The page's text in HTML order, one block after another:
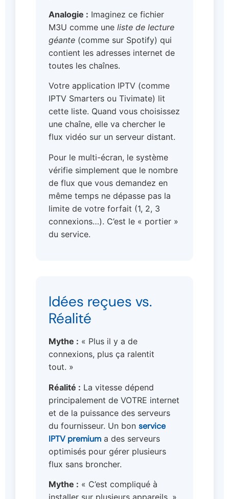
Analogie : Imaginez ce fichier
M3U comme une liste de lecture
géante (comme sur Spotify) qui
contient les adresses internet de
toutes les chaînes.
Votre application IPTV (comme
IPTV Smarters ou Tivimate) lit
cette liste. Quand vous choisissez
une chaîne, elle va chercher le
flux vidéo sur un serveur distant.
Pour le multi-écran, le système
vérifie simplement que le nombre
de flux que vous demandez en
même temps ne dépasse pas la
limite de votre forfait (1, 2, 3
connexions…). C’est le « portier »
du service.
Idées reçues vs.
Réalité
Mythe : « Plus il y a de
connexions, plus ça ralentit
tout. »
Réalité : La vitesse dépend
principalement de VOTRE internet
et de la puissance des serveurs
du fournisseur. Un bon service
IPTV premium a des serveurs
optimisés pour gérer plusieurs
flux sans broncher.
Mythe : « C’est compliqué à